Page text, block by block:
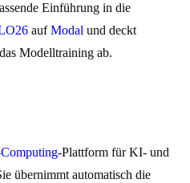
Einführung in die
aufModal und deckt
Modelltraining ab.
-Plattform für KI- und
übernimmt automatisch die